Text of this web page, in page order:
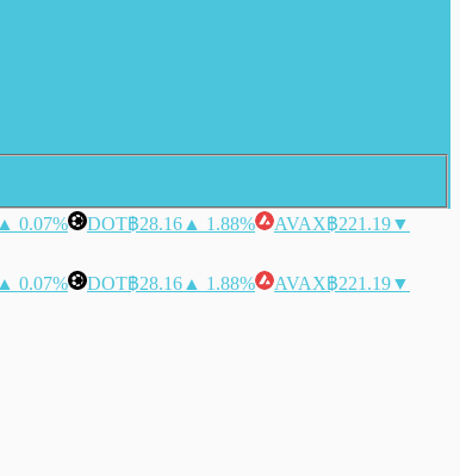
▲ 0.07% DOT฿28.16 ▲ 1.88% AVAX฿221.19▼
▲ 0.07% DOT฿28.16 ▲ 1.88% AVAX฿221.19▼